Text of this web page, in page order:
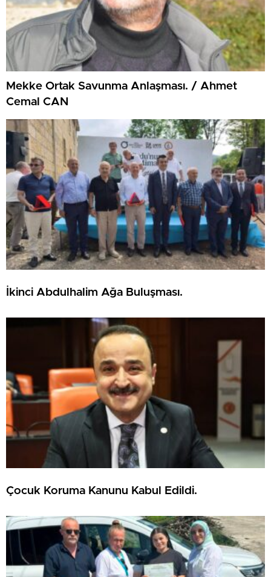
Mekke Ortak Savunma Anlaşması. / Ahmet
Cemal CAN
İkinci Abdulhalim Ağa Buluşması.
Çocuk Koruma Kanunu Kabul Edildi.